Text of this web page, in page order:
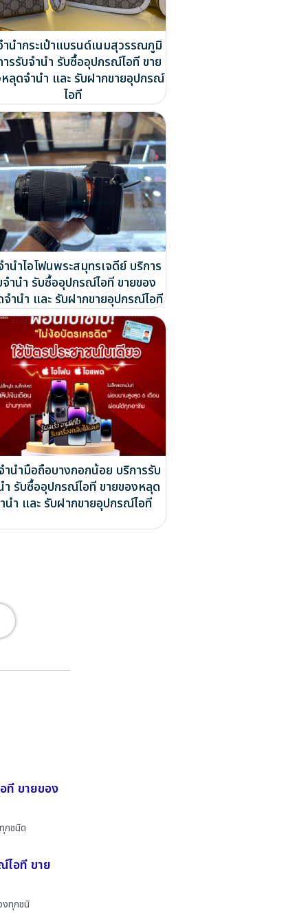
นำกระเป๋าแบรนด์เนมสุวรรณภูมิ
รรับจำนำ รับซื้ออุปกรณ์ไอที ขาย
ลุดจำนำ และ รับฝากขายอุปกรณ์
ไอที
นำไอโฟนพระสมุทรเจดีย์ บริการ
ำนำ รับซื้ออุปกรณ์ไอที ขายของ
ำนำ และ รับฝากขายอุปกรณ์ไอที
ำนำมือถือบางกอกน้อย บริการรับ
ำ รับซื้ออุปกรณ์ไอที ขายของหลุด
นำ และ รับฝากขายอุปกรณ์ไอที
ที ขายของ
กชนิด
ไอที ขาย
งทุกชนิ